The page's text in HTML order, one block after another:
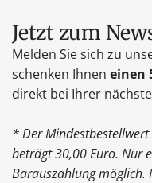
Jetzt zum
Melden Sie sich zu
schenken Ihnen einen
direkt bei Ihrer
* Der
beträgt 30,00 Euro. Nur
Barauszahlung möglich.